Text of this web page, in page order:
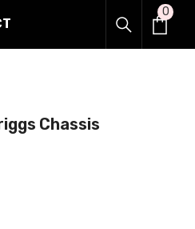
0
item
Chassis